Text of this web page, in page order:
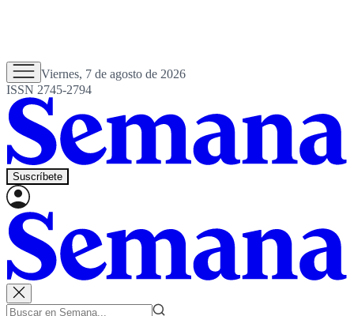
Viernes, 7 de agosto de 2026
ISSN 2745-2794
Suscríbete